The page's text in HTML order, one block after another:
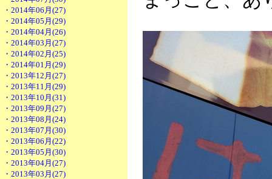
・2014年06月(27)
・2014年05月(29)
・2014年04月(26)
・2014年03月(27)
・2014年02月(25)
・2014年01月(29)
・2013年12月(27)
・2013年11月(29)
・2013年10月(31)
・2013年09月(27)
・2013年08月(24)
・2013年07月(30)
・2013年06月(22)
・2013年05月(30)
・2013年04月(27)
・2013年03月(27)